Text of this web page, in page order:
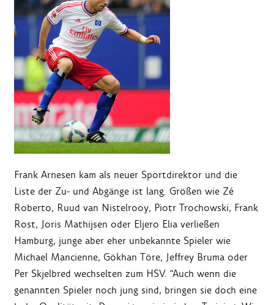
Frank Arnesen kam als neuer Sportdirektor und die
Liste der Zu- und Abgänge ist lang. Größen wie Zé
Roberto, Ruud van Nistelrooy, Piotr Trochowski, Frank
Rost, Joris Mathijsen oder Eljero Elia verließen
Hamburg, junge aber eher unbekannte Spieler wie
Michael Mancienne, Gökhan Töre, Jeffrey Bruma oder
Per Skjelbred wechselten zum HSV. "Auch wenn die
genannten Spieler noch jung sind, bringen sie doch eine